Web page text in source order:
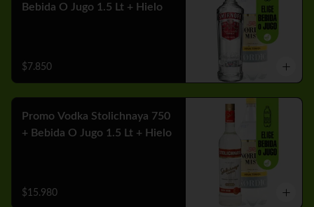
Bebida O Jugo 1.5 Lt + Hielo
$7.850
Promo Vodka Stolichnaya 750
+ Bebida O Jugo 1.5 Lt + Hielo
$15.980